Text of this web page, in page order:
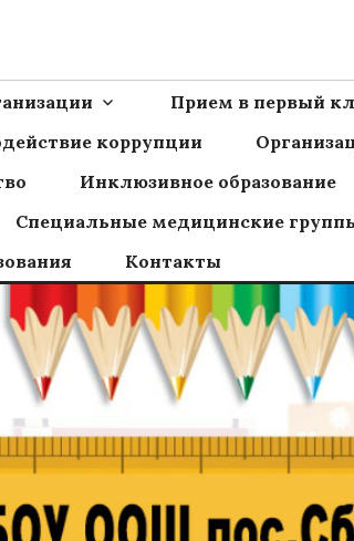
Прием в первый
коррупции
Инклюзивное образование
Специальные медицинские
Контакты